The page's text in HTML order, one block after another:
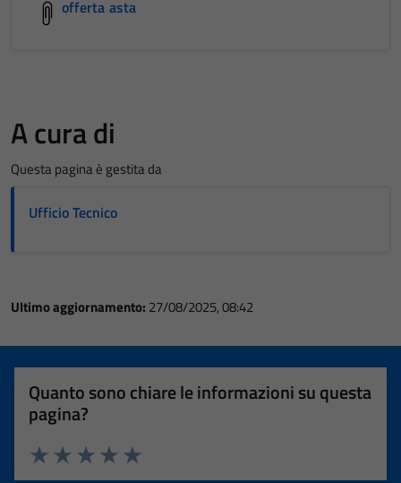
offerta asta
A cura di
Questa pagina è gestita da
Ufficio Tecnico
Ultimo aggiornamento: 27/08/2025, 08:42
Quanto sono chiare le informazioni su questa
pagina?
Valuta 5 stelle su 5
Valuta 4 stelle su 5
Valuta 3 stelle su 5
Valuta 2 stelle su 5
Valuta 1 stelle su 5